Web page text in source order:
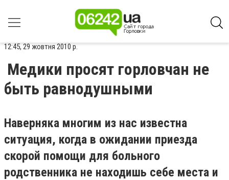
12:45, 29 жовтня 2010 р.
Медики просят горловчан не
быть равнодушными
Наверняка многим из нас известна
ситуация, когда в ожидании приезда
скорой помощи для больного
родственника не находишь себе места и